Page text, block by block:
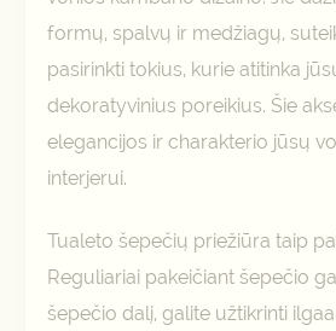
formų, spalvų ir medžiagų,
pasirinkti tokius, kurie atitinka
dekoratyvinius poreikius. Šie
elegancijos ir charakterio jūsų
interjerui.
Tualeto šepečių priežiūra taip
Reguliariai pakeičiant šepečio
šepečio dalį, galite užtikrinti